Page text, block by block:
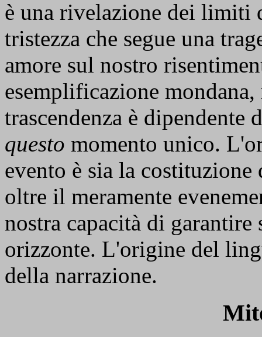
è una rivelazione dei limiti
tristezza che segue una
amore sul nostro
esemplificazione
trascendenza è dipendente
questo momento unico.
evento è sia la
oltre il meramente
nostra capacità di
orizzonte. L'origine del
della narrazione.